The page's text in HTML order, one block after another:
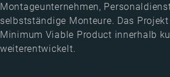
Montageunternehmen,
selbstständige Monteure. Das
Minimum Viable Product innerhalb
weiterentwickelt.